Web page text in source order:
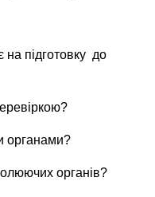
на підготовку до
органами?
органів?